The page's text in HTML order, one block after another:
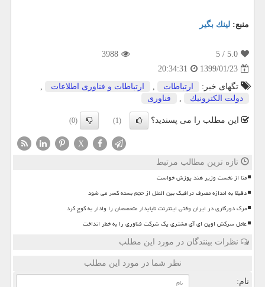
منبع: لینك بگیر
5.0
/ 5
3988
1399/01/23
20:34:31
تگهای خبر:
ارتباطات , ارتباطات و فناوری اطلاعات
,
دولت الكترونیك
, فناوری
این مطلب را می پسندید؟ (1)
(0)
X
تازه ترین مطالب مرتبط
متا از نخست وزیر هند پوزش خواست
دقیقا به اندازه مصرف ترافیک بین الملل از حجم بسته کسر می شود
مرگ دورکاری در ایران وقتی اینترنت ناپایدار متخصصان را وادار به کوچ کرد
عامل سرکش اوپن ای آی مشتری یک شرکت فناوری را به خطر انداخت
نظرات بینندگان در مورد این مطلب
نظر شما در مورد این مطلب
نام: